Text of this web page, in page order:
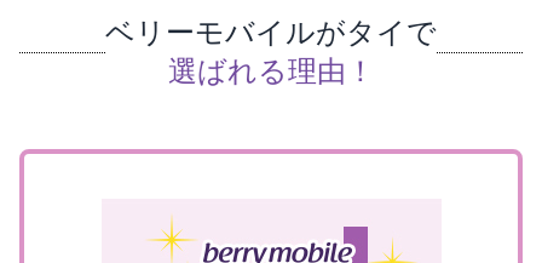
ベリーモバイルがタイで
選ばれる理由！